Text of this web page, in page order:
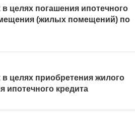
в целях погашения ипотечного
(жилых помещений) по
в целях приобретения жилого
ипотечного кредита